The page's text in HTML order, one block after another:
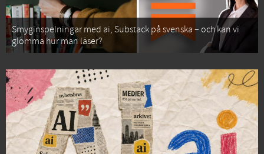
Smyginspelningar med ai, Substack på svenska – och kan vi
glömma hur man läser?